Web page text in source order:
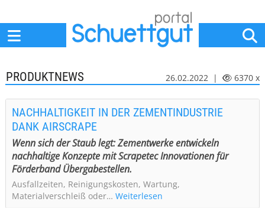
PRODUKTNEWS 26.02.2022 | 6370 x
NACHHALTIGKEIT IN DER ZEMENTINDUSTRIE
DANK AIRSCRAPE
Wenn sich der Staub legt: Zementwerke entwickeln
nachhaltige Konzepte mit Scrapetec Innovationen für
Förderband Übergabestellen.
Ausfallzeiten, Reinigungskosten, Wartung,
Materialverschleiß oder… Weiterlesen